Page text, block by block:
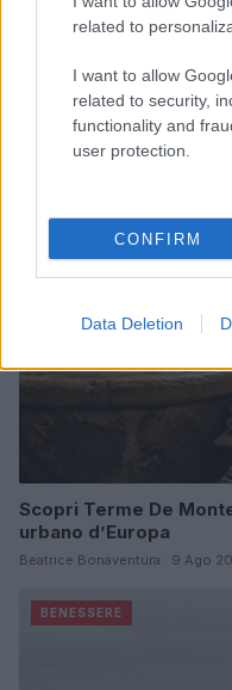
related to
I want to allow
related to security,
functionality and
user protection.
CONFIRM
Data Deletion
Scopri Noto: guida
Matteo Pellegrino · 9 Ago 2026
Scopri Terme De
urbano d’Europa
Beatrice Bonaventura · 9 Ago
BENESSERE